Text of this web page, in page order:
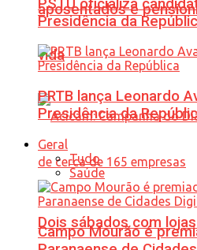
aposentados e
vida
Dois sábados com
PSTU oficializa
Presidência da
PRTB lança Leonardo
Presidência da
Geral
Tudo
Saúde
Campo Mourão é